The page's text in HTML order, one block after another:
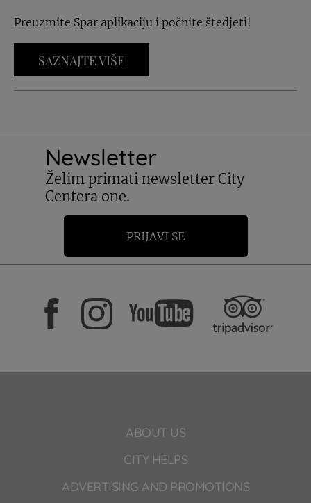
Preuzmite Spar aplikaciju i počnite štedjeti!
SAZNAJTE VIŠE
Newsletter
Želim primati newsletter City
Centera one.
PRIJAVI SE
ABOUT US
CITY HELPS
ADVERTISING AND PROMOTIONS